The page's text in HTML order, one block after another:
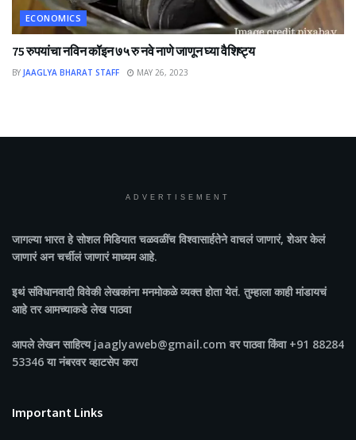
ECONOMICS
75 रुपयांचा नविन कॉइन ७५ रु नवे नाणे जाणून घ्या वैशिष्ट्य
BY JAAGLYA BHARAT STAFF MAY 26, 2023
ADVERTISEMENT
जागल्या भारतहे सोशल मिडियात चळवळींच विश्वासार्हतेने वाचलं जाणारं, शेअर केलं
जाणारं अन चर्चीलं जाणारं माध्यम आहे.
इथं संविधानवादी विवेकी लेखकांना मनमोकळे व्यक्त होता येतं. तुम्हाला काही मांडायचं
आहे तर आमच्याकडे लेख पाठवा
आपले लेखन साहित्य jaaglyaweb@gmail.com वर पाठवा किंवा +91 88284
53346 या नंबरवर व्हाटसेप करा
Important Links